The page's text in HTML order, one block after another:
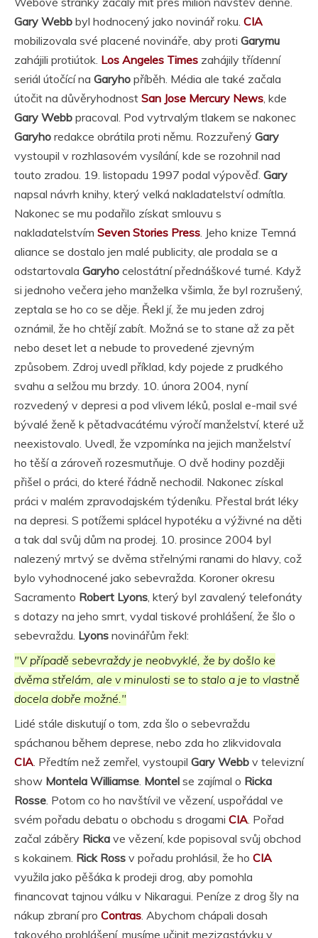
Gary Webb byl hodnocený jako novinář roku. CIA
mobilizovala své placené novináře, aby proti Garymu
zahájili protiútok. Los Angeles Times zahájily třídenní
seriál útočící na Garyho příběh. Média ale také začala
útočit na důvěryhodnost San Jose Mercury News , kde
Gary Webb pracoval. Pod vytrvalým tlakem se nakonec
Garyho redakce obrátila proti němu. Rozzuřený Gary
vystoupil v rozhlasovém vysílání, kde se rozohnil nad
touto zradou. 19. listopadu 1997 podal výpověď. Gary
napsal návrh knihy, který velká nakladatelství odmítla.
Nakonec se mu podařilo získat smlouvu s
nakladatelstvím Seven Stories Press . Jeho knize Temná
aliance se dostalo jen malé publicity, ale prodala se a
odstartovala Garyho celostátní přednáškové turné. Když
si jednoho večera jeho manželka všimla, že byl rozrušený,
zeptala se ho co se děje. Řekl jí, že mu jeden zdroj
oznámil, že ho chtějí zabít. Možná se to stane až za pět
nebo deset let a nebude to provedené zjevným
způsobem. Zdroj uvedl příklad, kdy pojede z prudkého
svahu a selžou mu brzdy. 10. února 2004, nyní
rozvedený v depresi a pod vlivem léků, poslal e-mail své
bývalé ženě k pětadvacátému výročí manželství, které už
neexistovalo. Uvedl, že vzpomínka na jejich manželství
ho těší a zároveň rozesmutňuje. O dvě hodiny později
přišel o práci, do které řádně nechodil. Nakonec získal
práci v malém zpravodajském týdeníku. Přestal brát léky
na depresi. S potížemi splácel hypotéku a výživné na děti
a tak dal svůj dům na prodej. 10. prosince 2004 byl
nalezený mrtvý se dvěma střelnými ranami do hlavy, což
bylo vyhodnocené jako sebevražda. Koroner okresu
Sacramento Robert Lyons , který byl zavalený telefonáty
s dotazy na jeho smrt, vydal tiskové prohlášení, že šlo o
sebevraždu. Lyons novinářům řekl:
"V případě sebevraždy je neobvyklé, že by došlo ke
dvěma střelám, ale v minulosti se to stalo a je to vlastně
docela dobře možné."
Lidé stále diskutují o tom, zda šlo o sebevraždu
spáchanou během deprese, nebo zda ho zlikvidovala
CIA . Předtím než zemřel, vystoupil Gary Webb v televizní
show Montela Williamse Montel se zajímal o Ricka
Rosse . Potom co ho navštívil ve vězení, uspořádal ve
svém pořadu debatu o obchodu s drogami CIA . Pořad
začal záběry Ricka ve vězení, kde popisoval svůj obchod
s kokainem. Rick Ross v pořadu prohlásil, že ho CIA
využila jako pěšáka k prodeji drog, aby pomohla
financovat tajnou válku v Nikaragui. Peníze z drog šly na
nákup zbraní pro Contras . Abychom chápali dosah
takového prohlášení, musíme učinit mezizastávku v